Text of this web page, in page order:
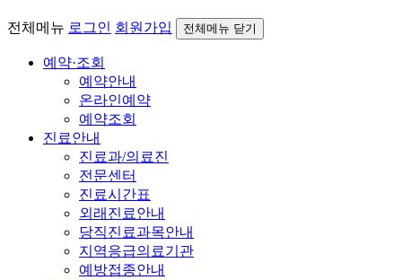
전체메뉴 로그인 회원가입 전체메뉴 닫기
예약·조회
예약안내
온라인예약
예약조회
진료안내
진료과/의료진
전문센터
진료시간표
외래진료안내
당직진료과목안내
지역응급의료기관
예방접종안내